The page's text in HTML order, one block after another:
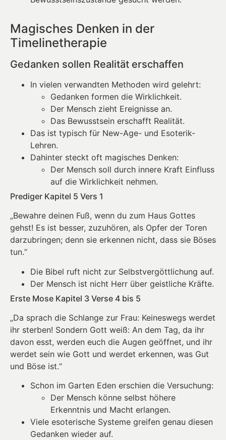
Magisches Denken in der
Timelinetherapie
Gedanken sollen Realität erschaffen
In vielen verwandten Methoden wird gelehrt:
Gedanken formen die Wirklichkeit.
Der Mensch zieht Ereignisse an.
Das Bewusstsein erschafft Realität.
Das ist typisch für New-Age- und Esoterik-
Lehren.
Dahinter steckt oft magisches Denken:
Der Mensch soll durch innere Kraft Einfluss
auf die Wirklichkeit nehmen.
Prediger Kapitel 5 Vers 1
„Bewahre deinen Fuß, wenn du zum Haus Gottes
gehst! Es ist besser, zuzuhören, als Opfer der Toren
darzubringen; denn sie erkennen nicht, dass sie Böses
tun.“
Die Bibel ruft nicht zur Selbstvergöttlichung auf.
Der Mensch ist nicht Herr über geistliche Kräfte.
Erste Mose Kapitel 3 Verse 4 bis 5
„Da sprach die Schlange zur Frau: Keineswegs werdet
ihr sterben! Sondern Gott weiß: An dem Tag, da ihr
davon esst, werden euch die Augen geöffnet, und ihr
werdet sein wie Gott und werdet erkennen, was Gut
und Böse ist.“
Schon im Garten Eden erschien die Versuchung:
Der Mensch könne selbst höhere
Erkenntnis und Macht erlangen.
Viele esoterische Systeme greifen genau diesen
Gedanken wieder auf.